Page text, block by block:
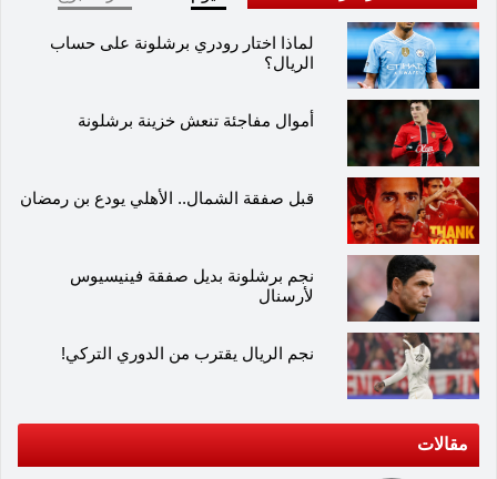
لماذا اختار رودري برشلونة على حساب
الريال؟
أموال مفاجئة تنعش خزينة برشلونة
قبل صفقة الشمال.. الأهلي يودع بن رمضان
نجم برشلونة بديل صفقة فينيسيوس
لأرسنال
نجم الريال يقترب من الدوري التركي!
مقالات